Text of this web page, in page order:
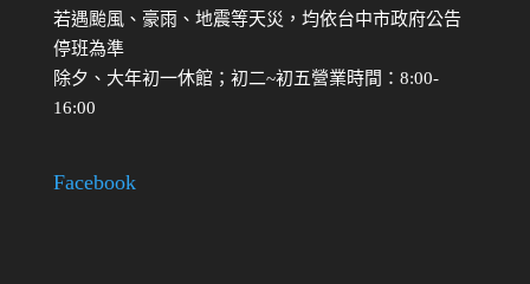
若遇颱風、豪雨、地震等天災，均依台中市政府公告
停班為準
除夕、大年初一休館；初二~初五營業時間：8:00-
16:00
Facebook